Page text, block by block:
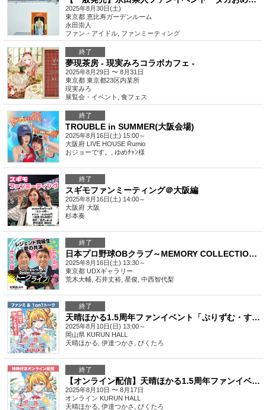
2025年8月30日(土)
東京都 恵比寿ガーデンルーム
永田崇人
ファン・アイドル ファンミーティング
終了
夢現茶房 - 現実みろコラボカフェ -
2025年8月29日 〜 8月31日
東京都 東京都23区内某所
現実みろ
展覧会・イベント
食フェス
終了
TROUBLE in SUMMER(大阪会場)
2025年8月16日(土) 15:00～
大阪府 LIVE HOUSE Rumio
おジョーです。, ゆめﾁｬﾝ様
終了
スギモファンミーティング＠大阪編
2025年8月16日(土) 14:00～
大阪府 大阪
杉本奏
終了
日本プロ野球OBクラブ～MEMORY COLLECTION～荒木大輔✕石井丈裕トークライブ
2025年8月16日(土) 13:30～
東京都 UDXギャラリー
荒木大輔, 石井丈裕, 星俊, 中西智代梨
終了
天晴ほかる1.5周年ファンイベント「ぷりずむ・すて〜じ《天晴の舞台》」
2025年8月10日(日) 13:00～
岡山県 KURUN HALL
天晴ほかる, 伊達つかさ, びくたろ
終了
【オンライン配信】天晴ほかる1.5周年ファンイベント「ぷりずむ・すて〜じ《天晴の舞台》」
2025年8月10日 〜 8月17日
オンライン KURUN HALL
天晴ほかる, 伊達つかさ, びくたろ